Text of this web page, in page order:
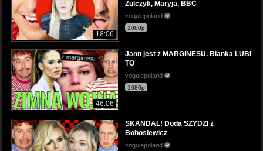
18:06
Żulczyk, Maryja, BBC
vogulepoland
1080p
46:06
Jann jest z MARGINESU. Blanka LUBI
TO
vogulepoland
1080p
SKANDAL! Doda SZYDZI z
Bohosiewicz
vogulepoland